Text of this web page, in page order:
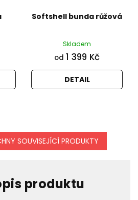
Softshell bunda růžová
Skladem
od 1 399 Kč
DETAIL
SOUVISEJÍCÍ PRODUKTY
produktu